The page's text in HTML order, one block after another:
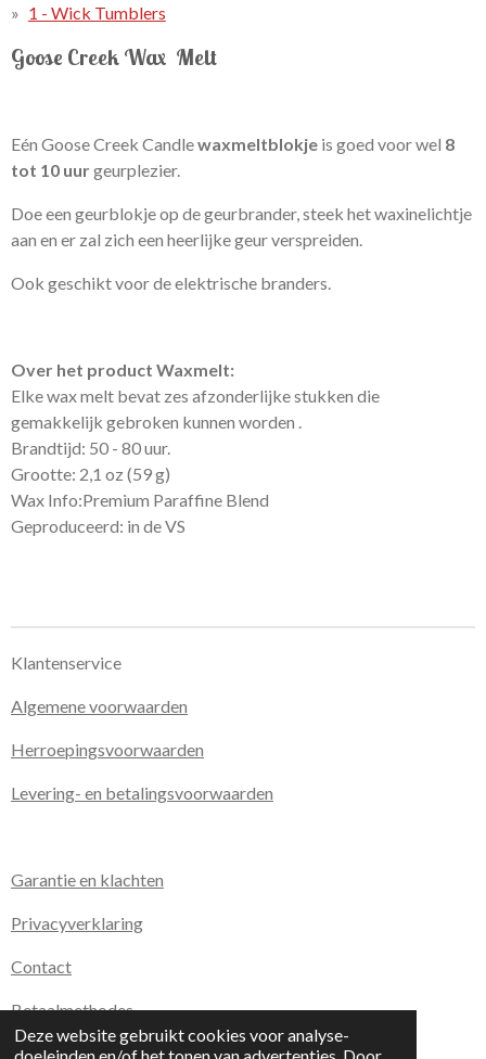
Deze website gebruikt cookies voor analyse-
1 - Wick Tumblers
Goose Creek Wax Melt
Eén Goose Creek Candlewaxmeltblokje is goed voor wel 8
tot 10 uurgeurplezier.
Doe een geurblokje op de geurbrander, steek het waxinelichtje
aan en er zal zich een heerlijke geur verspreiden.
Ook geschikt voor de elektrische branders.
Over het product Waxmelt:
Elke wax melt bevat zes afzonderlijke stukken die
gemakkelijk gebroken kunnen worden .
Brandtijd: 50 - 80 uur.
Grootte: 2,1 oz (59 g)
Wax Info:Premium Paraffine Blend
Geproduceerd: in de VS
Klantenservice
Algemene voorwaarden
Herroepingsvoorwaarden
Levering- en betalingsvoorwaarden
Garantie en klachten
Privacyverklaring
Contact
Betaalmethodes
© 2020 - 2026 Kirday Boetiek